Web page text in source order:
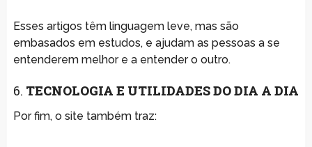
Esses artigos têm linguagem leve, mas são
embasados em estudos, e ajudam as pessoas a se
entenderem melhor e a entender o outro.
6. TECNOLOGIA E UTILIDADES DO DIA A DIA
Por fim, o site também traz: